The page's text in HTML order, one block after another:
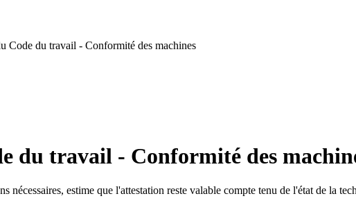
Code du travail - Conformité des machines
du travail - Conformité des
nécessaires, estime que l'attestation reste valable compte tenu de l'état de la